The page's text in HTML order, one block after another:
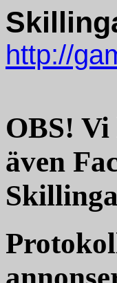
http://
OBS! Vi
även